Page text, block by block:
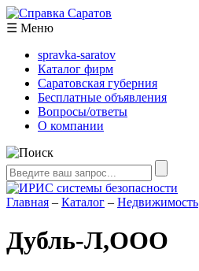
☰ Меню
spravka-saratov
Каталог фирм
Саратовская губерния
Бесплатные объявления
Вопросы/ответы
О компании
Главная – Каталог – Недвижимость
Дубль-Л,ООО